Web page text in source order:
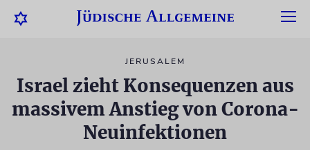
JERUSALEM
Israel zieht Konsequenzen aus
massivem Anstieg von Corona-
Neuinfektionen